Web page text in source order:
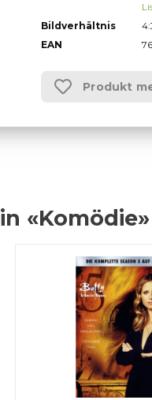
Bildverhältnis
EAN
Produkt
«Komödie»